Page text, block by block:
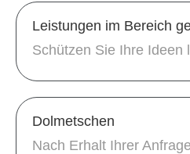
Leistungen im Bereich
Schützen Sie Ihre Ideen
Dolmetschen
Nach Erhalt Ihrer